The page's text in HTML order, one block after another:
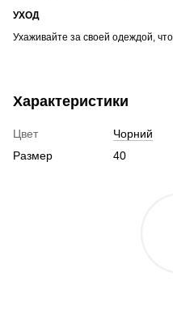
УХОД
Ухаживайте за своей одеждой,
Характеристики
Цвет
Чорний
Размер
40